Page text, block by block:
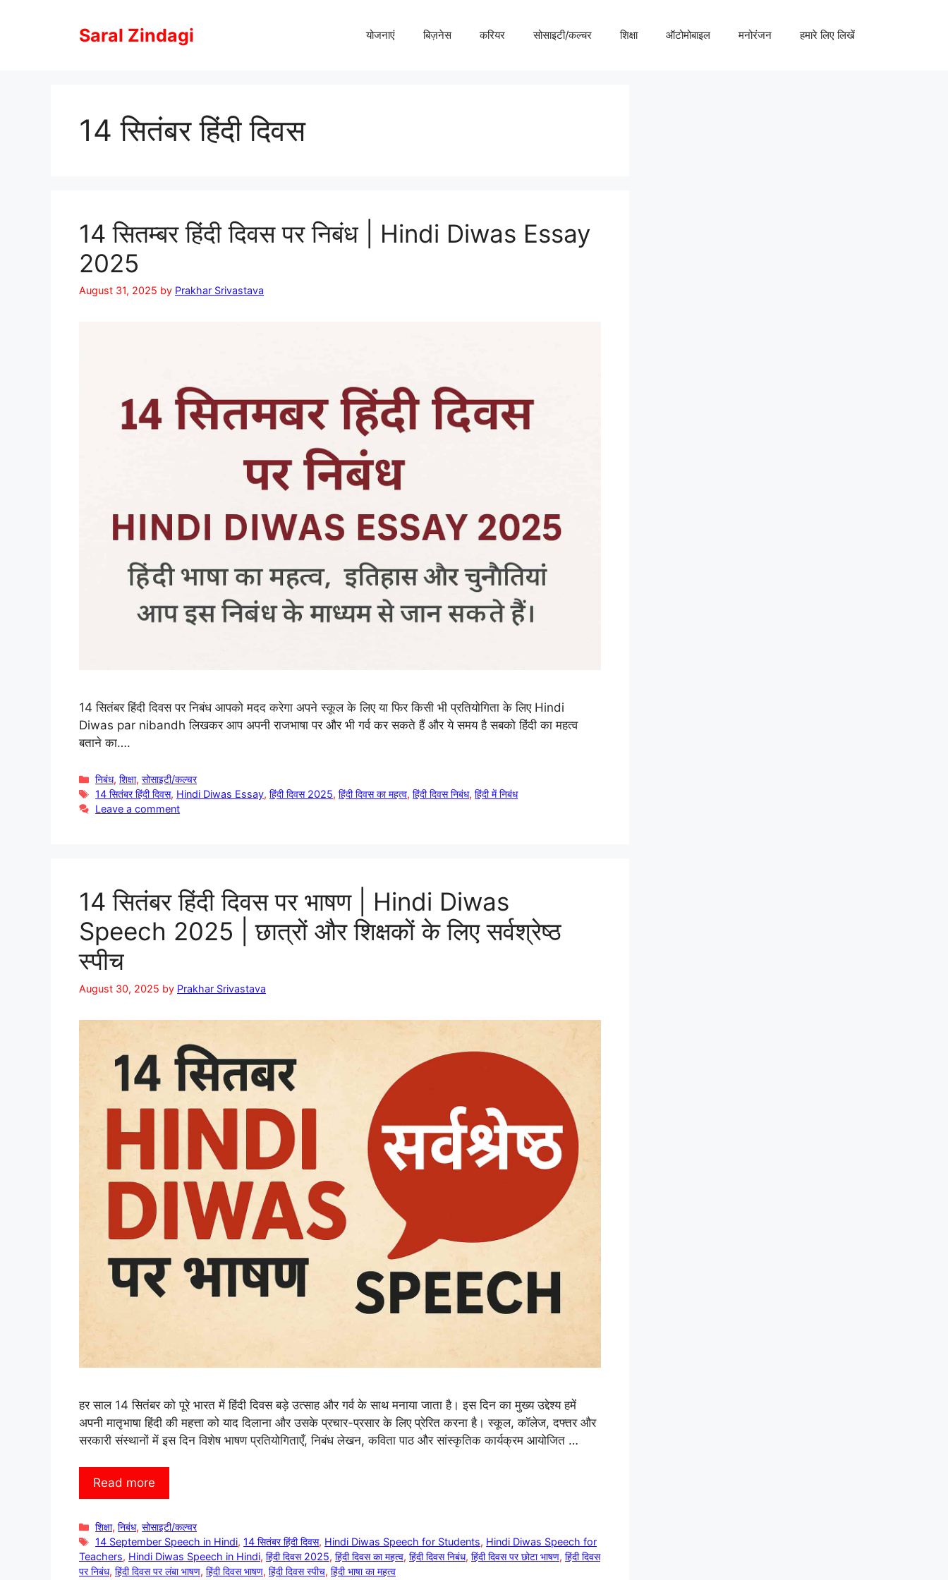
Saral Zindagi योजनाएं बिज़नेस करियर सोसाइटी/कल्चर शिक्षा ऑटोमोबाइल मनोरंजन हमारे लिए लिखें
14 सितंबर हिंदी दिवस
14 सितम्बर हिंदी दिवस पर निबंध | Hindi Diwas Essay
2025
August 31, 2025 by Prakhar Srivastava
14 सितंबर हिंदी दिवस पर निबंध आपको मदद करेगा अपने स्कूल के लिए या फिर किसी भी प्रतियोगिता के लिए Hindi
Diwas par nibandh लिखकर आप अपनी राजभाषा पर और भी गर्व कर सकते हैं और ये समय है सबको हिंदी का महत्व
बताने का….
Categories
निबंध,शिक्षा,सोसाइटी/कल्चर
Tags
14 सितंबर हिंदी दिवस, Hindi Diwas Essay,हिंदी दिवस 2025,हिंदी दिवस का महत्व,हिंदी दिवस निबंध,हिंदी में निबंध
Leave a comment
14 सितंबर हिंदी दिवस पर भाषण | Hindi Diwas
Speech 2025 | छात्रों और शिक्षकों के लिए सर्वश्रेष्ठ
स्पीच
August 30, 2025 by Prakhar Srivastava
हर साल 14 सितंबर को पूरे भारत में हिंदी दिवस बड़े उत्साह और गर्व के साथ मनाया जाता है। इस दिन का मुख्य उद्देश्य हमें
अपनी मातृभाषा हिंदी की महत्ता को याद दिलाना और उसके प्रचार-प्रसार के लिए प्रेरित करना है। स्कूल, कॉलेज, दफ्तर और
सरकारी संस्थानों में इस दिन विशेष भाषण प्रतियोगिताएँ, निबंध लेखन, कविता पाठ और सांस्कृतिक कार्यक्रम आयोजित …
Read more
Categories
शिक्षा,निबंध,सोसाइटी/कल्चर
Tags
14 September Speech in Hindi,14 सितंबर हिंदी दिवस, Hindi Diwas Speech for Students, Hindi Diwas Speech for
Teachers, Hindi Diwas Speech in Hindi, हिंदी दिवस 2025, हिंदी दिवस का महत्व, हिंदी दिवस निबंध, हिंदी दिवस पर छोटा भाषण, हिंदी दिवस
पर निबंध, हिंदी दिवस पर लंबा भाषण, हिंदी दिवस भाषण, हिंदी दिवस स्पीच, हिंदी भाषा का महत्व